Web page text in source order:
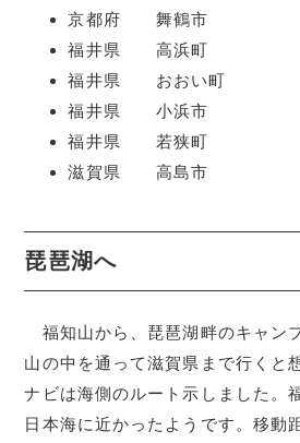
京都府 舞鶴市
福井県 高浜町
福井県 おおい町
福井県 小浜市
福井県 若狭町
滋賀県 高島市
琵琶湖へ
福知山から、琵琶湖畔のキャン
山の中を通って滋賀県まで行くと
ナビは海側のルート示しました。
日本海に近かったようです。移動